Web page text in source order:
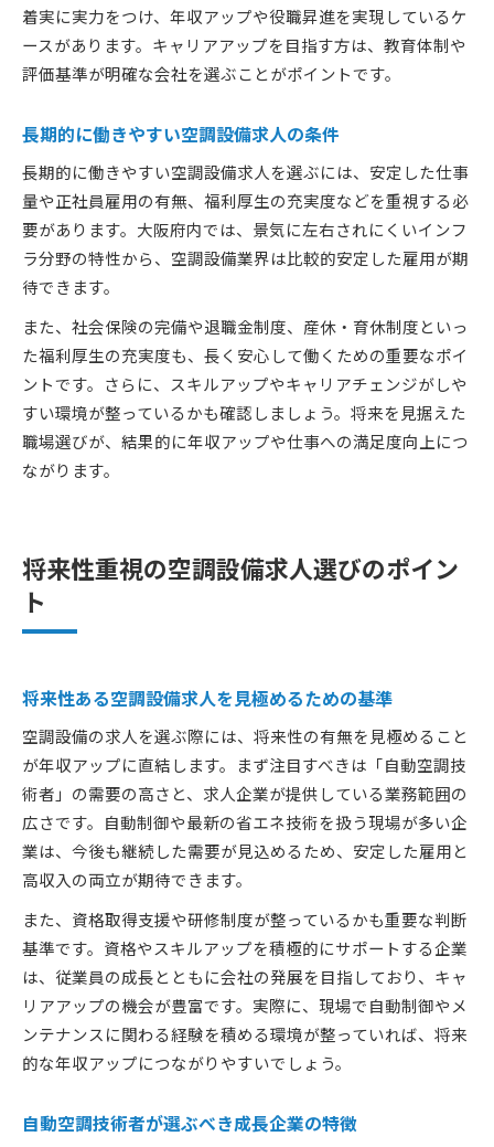
着実に実力をつけ、年収アップや役職昇進を実現しているケ
ースがあります。キャリアアップを目指す方は、教育体制や
評価基準が明確な会社を選ぶことがポイントです。
長期的に働きやすい空調設備求人の条件
長期的に働きやすい空調設備求人を選ぶには、安定した仕事
量や正社員雇用の有無、福利厚生の充実度などを重視する必
要があります。大阪府内では、景気に左右されにくいインフ
ラ分野の特性から、空調設備業界は比較的安定した雇用が期
待できます。
また、社会保険の完備や退職金制度、産休・育休制度といっ
た福利厚生の充実度も、長く安心して働くための重要なポイ
ントです。さらに、スキルアップやキャリアチェンジがしや
すい環境が整っているかも確認しましょう。将来を見据えた
職場選びが、結果的に年収アップや仕事への満足度向上につ
ながります。
将来性重視の空調設備求人選びのポイン
ト
将来性ある空調設備求人を見極めるための基準
空調設備の求人を選ぶ際には、将来性の有無を見極めること
が年収アップに直結します。まず注目すべきは「自動空調技
術者」の需要の高さと、求人企業が提供している業務範囲の
広さです。自動制御や最新の省エネ技術を扱う現場が多い企
業は、今後も継続した需要が見込めるため、安定した雇用と
高収入の両立が期待できます。
また、資格取得支援や研修制度が整っているかも重要な判断
基準です。資格やスキルアップを積極的にサポートする企業
は、従業員の成長とともに会社の発展を目指しており、キャ
リアアップの機会が豊富です。実際に、現場で自動制御やメ
ンテナンスに関わる経験を積める環境が整っていれば、将来
的な年収アップにつながりやすいでしょう。
自動空調技術者が選ぶべき成長企業の特徴